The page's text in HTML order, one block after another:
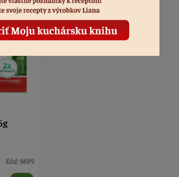
Kód: 9889